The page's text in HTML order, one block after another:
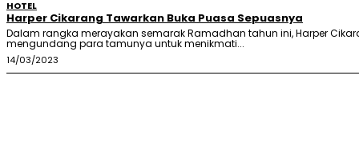
HOTEL
Harper Cikarang Tawarkan Buka Puasa Sepuasnya
Dalam rangka merayakan semarak Ramadhan tahun ini, Harper
mengundang para tamunya untuk menikmati...
14/03/2023